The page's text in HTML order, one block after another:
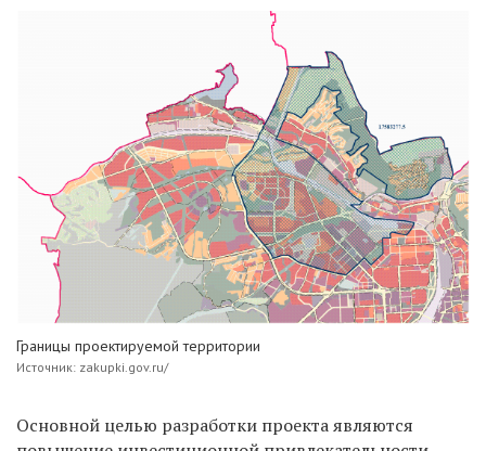
Границы проектируемой территории
Источник: zakupki.gov.ru/
Основной целью разработки проекта являются